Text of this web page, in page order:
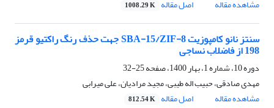
مشاهده مقاله اصل مقاله 1008.29 K
سنتز نانو کامپوزیت SBA-15/ZIF-8 جهت حذف رنگ راکتیو قرمز
198 از فاضلاب نساجی
دوره 10، شماره 1، بهار 1400، صفحه
25-32
مهدی صادقی، حبیب اله طیبی، مجید مرادیان، علی میرابی
مشاهده مقاله
اصل مقاله 812.54 K